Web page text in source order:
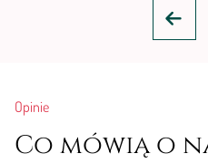
Opinie
Co mówią o